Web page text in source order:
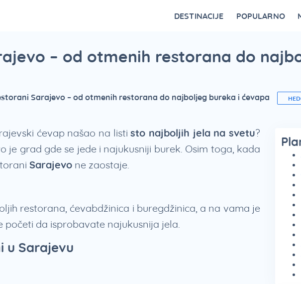
DESTINACIJE POPULARNO
– od otmenih restorana do
Sarajevo – od otmenih restorana do najboljeg bureka i ćevapa
ćevap našao na lististo najboljih jela na svetu?
je grad gde se jede i najukusniji burek. Osim toga, kada
Sarajevo ne zaostaje.
restorana, ćevabdžinica i buregdžinica, a na vama je
početi da isprobavate najukusnija jela.
u Sarajevu